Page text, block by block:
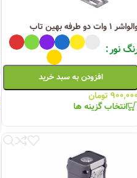
۱ وات دو طرفه بهین تاب
نور
افزودن به سبد خرید
تومان
انتخاب گزینه ها